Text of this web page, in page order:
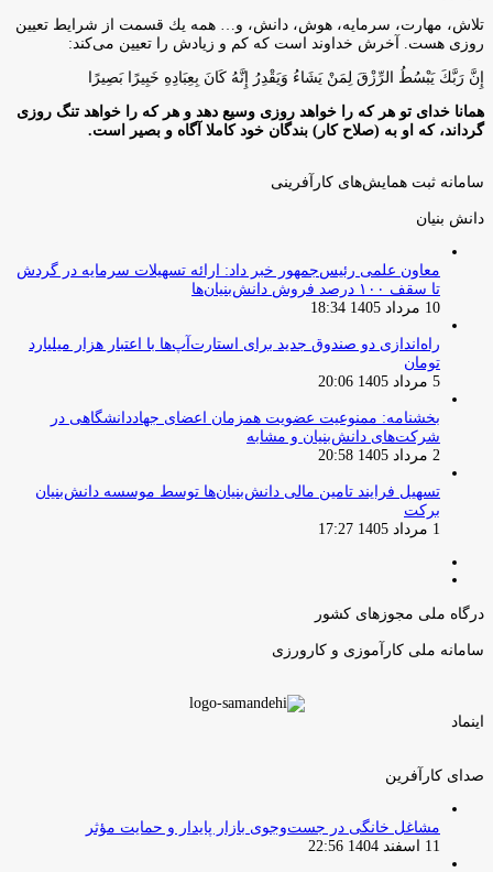
تلاش، مهارت، سرمايه، هوش، دانش، و… همه يك قسمت از شرايط تعيين
روزى هست. آخرش خداوند است كه كم و زيادش را تعيين مى‌كند:
إِنَّ رَبَّكَ يَبْسُطُ الرِّزْقَ لِمَنْ يَشَاءُ وَيَقْدِرُ إِنَّهُ كَانَ بِعِبَادِهِ خَبِيرًا بَصِيرًا
همانا خدای تو هر که را خواهد روزی وسیع دهد و هر که را خواهد تنگ روزی
گرداند، که او به (صلاح کار) بندگان خود کاملا آگاه و بصیر است.
سامانه ثبت همایش‌های کارآفرینی
دانش‌ بنیان‌
معاون علمی رئیس‌جمهور خبر داد: ارائه تسهیلات سرمایه در گردش
تا سقف ۱۰۰ درصد فروش دانش‌بنیان‌ها
10 مرداد 1405 18:34
راه‌اندازی دو صندوق جدید برای استارت‌آپ‌ها با اعتبار هزار میلیارد
تومان
5 مرداد 1405 20:06
بخشنامه: ممنوعیت عضویت همزمان اعضای جهاددانشگاهی در
شرکت‌های دانش‌بنیان و مشابه
2 مرداد 1405 20:58
تسهیل فرایند تامین مالی دانش‌بنیان‌ها توسط موسسه دانش‌بنیان
برکت
1 مرداد 1405 17:27
درگاه ملی مجوزهای کشور
سامانه ملی کارآموزی و کارورزی
اینماد
صدای کارآفرین
مشاغل خانگی در جست‌وجوی بازار پایدار و حمایت مؤثر
11 اسفند 1404 22:56